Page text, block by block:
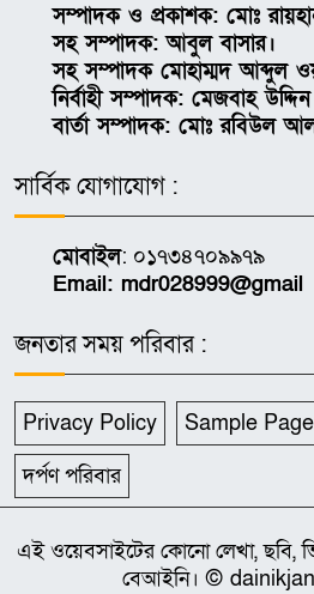
সম্পাদক ও প্রকাশক: মোঃ
সহ সম্পাদক: আবুল বাসার।
সহ সম্পাদক মোহাম্মদ আব্দুল
নির্বাহী সম্পাদক: মেজবাহ
বার্তা সম্পাদক: মোঃ রবিউল
সার্বিক যোগাযোগ :
মোবাইল: ০১৭৩৪৭০৯৯৭৯
Email: mdr028999@gmail
জনতার সময় পরিবার :
Privacy Policy Sample Page
দর্পণ পরিবার
এই ওয়েবসাইটের কোনো লেখা, ছবি,
বেআইনি। ©